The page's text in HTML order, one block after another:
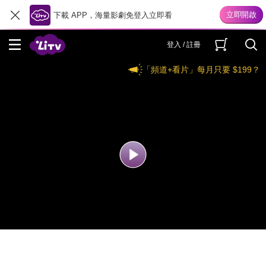
下載 APP，海量影劇免登入立即看
登入 / 註冊
「頻道+看片」每月只要 $199？